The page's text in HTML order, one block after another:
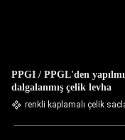
PPGI / PPGL'den
dalgalanmış çelik levha
renkli kaplamalı çelik